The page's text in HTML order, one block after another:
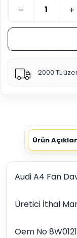
2000 TL
Ürün
Audi A4 Fan
Üretici İthal
Oem No